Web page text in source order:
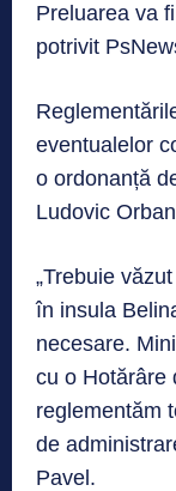
Preluarea va
potrivit
eventualelor
o ordonanță
Ludovic
„Trebuie
în insula
necesare.
cu o Hotărâre
reglementăm
de
Pavel.